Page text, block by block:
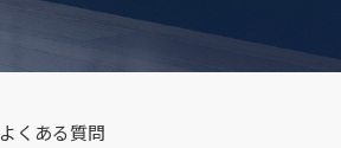
よくある質問